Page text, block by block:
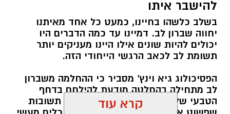
‏כדי לעקוב אחרי הערוץ יישובניק נט ב-WhatsApp:‏‏‏
יש לכם מידע חשוב שטרם נחשף? צילומים מאירוע
חדשותי? מצאתם טעות בכתבה? נשמח שתשתפו
אותנו
להישבר איתו
בשלב כלשהו בחיינו, כמעט כל אחד מאיתנו
יחווה שברון לב. דמיינו עד כמה הדברים היו
יכולים להיות שונים אילו היינו מעניקים יותר
תשומת לב לכאב הרגשי הייחודי הזה.
הפסיכולוג גיא וינץ' מסביר כי ההחלמה משברון
לב מתחילה בהחלטה מודעת להילחם בדחף
הטבעי שלנו לייפות את העבר ולחפש תשובות
קרא עוד